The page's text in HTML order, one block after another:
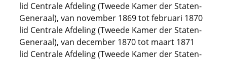
lid Centrale Afdeling (Tweede Kamer der Staten-
Generaal), van november 1869 tot februari 1870
lid Centrale Afdeling (Tweede Kamer der Staten-
Generaal), van december 1870 tot maart 1871
lid Centrale Afdeling (Tweede Kamer der Staten-